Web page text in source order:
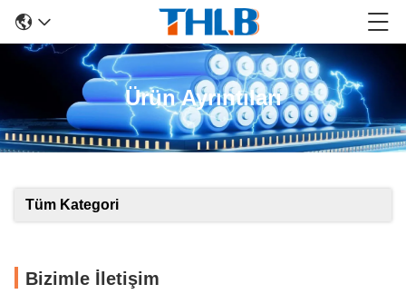
Ürün Ayrıntıları
Tüm Kategori
Bizimle İletişim